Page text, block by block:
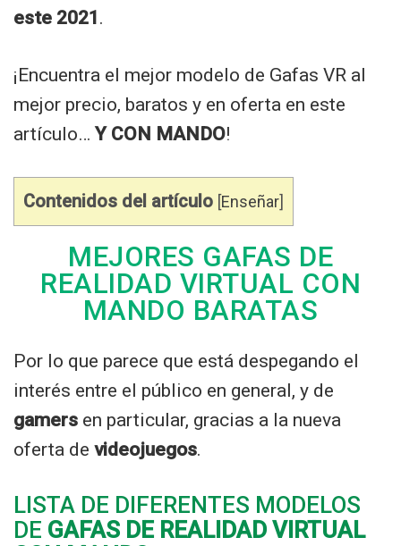
este 2021 .
¡Encuentra el mejor modelo de Gafas VR al
mejor precio, baratos y en oferta en este
artículo… Y CON MANDO!
Contenidos del artículo [Enseñar]
MEJORES GAFAS DE
REALIDAD VIRTUAL CON
MANDO BARATAS
Por lo que parece que está despegando el
interés entre el público en general, y de
gamers en particular, gracias a la nueva
oferta de videojuegos.
LISTA DE DIFERENTES MODELOS
DE GAFAS DE REALIDAD VIRTUAL